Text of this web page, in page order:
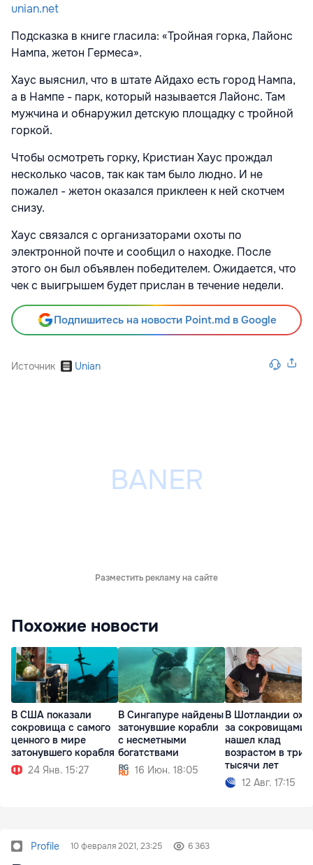
unian.net
Подсказка в книге гласила: «Тройная горка, Лайонс
Нампа, жетон Гермеса».
Хаус выяснил, что в штате Айдахо есть город Нампа,
а в Нампе - парк, который называется Лайонс. Там
мужчина и обнаружил детскую площадку с тройной
горкой.
Чтобы осмотреть горку, Кристиан Хаус прождал
несколько часов, так как там было людно. И не
пожалел - жетон оказался приклеен к ней скотчем
снизу.
Хаус связался с организаторами охоты по
электронной почте и сообщил о находке. После
этого он был объявлен победителем. Ожидается, что
чек с выигрышем будет прислан в течение недели.
Подпишитесь на новости Point.md в Google
Источник Unian
Разместить рекламу на сайте
Похожие новости
В США показали
сокровища с самого
ценного в мире
затонувшего корабля
24 Янв. 15:27
В Сингапуре найдены
затонувшие корабли
с несметными
богатствами
16 Июн. 18:05
В Шотландии
за сокровищами
нашел клад
возрастом в три
тысячи лет
12 Авг. 17:15
Profile 10 февраля 2021, 23:25 6 363